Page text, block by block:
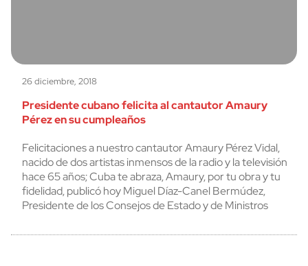
26 diciembre, 2018
Presidente cubano felicita al cantautor Amaury
Pérez en su cumpleaños
Felicitaciones a nuestro cantautor Amaury Pérez Vidal,
nacido de dos artistas inmensos de la radio y la televisión
hace 65 años; Cuba te abraza, Amaury, por tu obra y tu
fidelidad, publicó hoy Miguel Díaz-Canel Bermúdez,
Presidente de los Consejos de Estado y de Ministros